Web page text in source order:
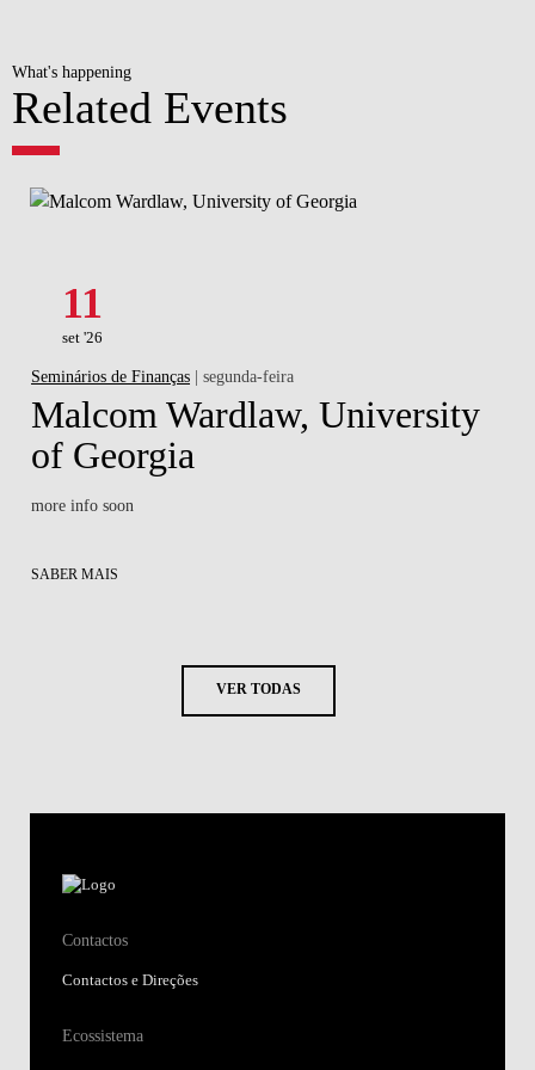
What's happening
Related Events
11
set '26
Seminários de Finanças | segunda-feira
Malcom Wardlaw, University
of Georgia
more info soon
SABER MAIS
VER TODAS
Contactos
Contactos e Direções
Ecossistema